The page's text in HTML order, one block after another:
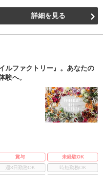
詳細を見る
ルファクトリー』。あなたの
験へ。
賞与
未経験OK
週3日勤務OK
時短勤務OK